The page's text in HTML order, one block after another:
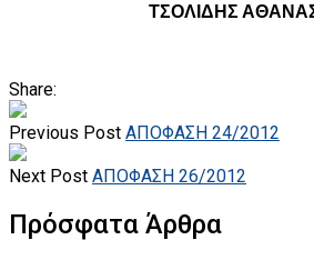
ΤΣΟΛΙΔΗΣ
Share:
Previous Post ΑΠΟΦΑΣΗ 24/2012
Next Post ΑΠΟΦΑΣΗ 26/2012
Πρόσφατα Άρθρα